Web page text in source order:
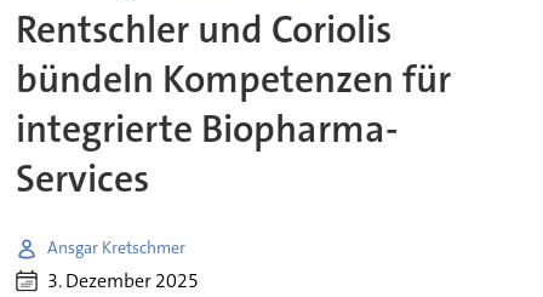
Rentschler und Coriolis
bündeln Kompetenzen für
integrierte Biopharma-
Services
Ansgar Kretschmer
3. Dezember 2025